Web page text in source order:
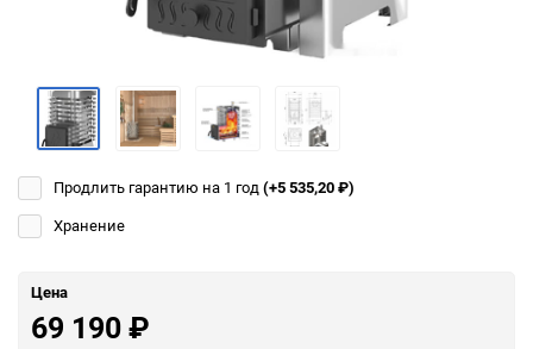
Продлить гарантию на 1 год(+5 535,20₽)
Хранение
Цена
69 190₽